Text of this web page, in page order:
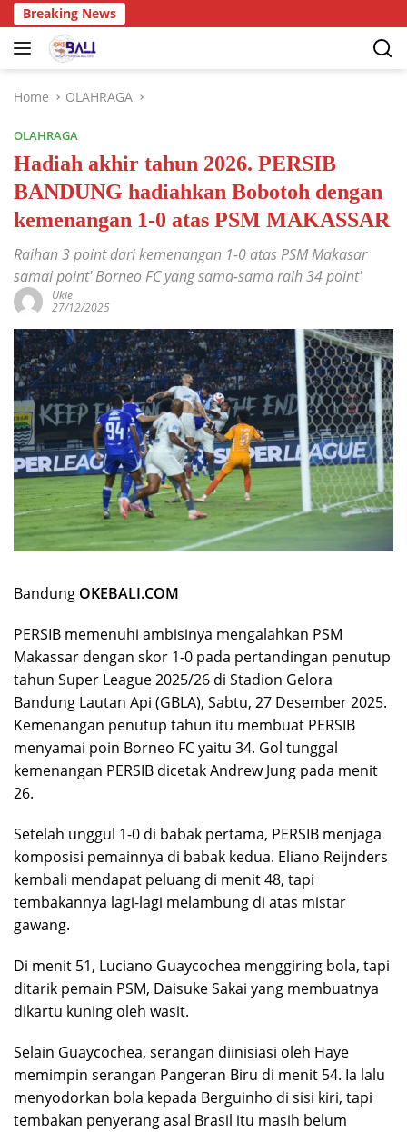
Breaking News
Home OLAHRAGA
OLAHRAGA
Hadiah akhir tahun 2026. PERSIB
BANDUNG hadiahkan Bobotoh dengan
kemenangan 1-0 atas PSM MAKASSAR
Raihan 3 point dari kemenangan 1-0 atas PSM Makasar
samai point' Borneo FC yang sama-sama raih 34 point'
Ukie
27/12/2025
Bandung OKEBALI.COM
PERSIB memenuhi ambisinya mengalahkan PSM
Makassar dengan skor 1-0 pada pertandingan penutup
tahun Super League 2025/26 di Stadion Gelora
Bandung Lautan Api (GBLA), Sabtu, 27 Desember 2025.
Kemenangan penutup tahun itu membuat PERSIB
menyamai poin Borneo FC yaitu 34. Gol tunggal
kemenangan PERSIB dicetak Andrew Jung pada menit
26.
Setelah unggul 1-0 di babak pertama, PERSIB menjaga
komposisi pemainnya di babak kedua. Eliano Reijnders
kembali mendapat peluang di menit 48, tapi
tembakannya lagi-lagi melambung di atas mistar
gawang.
Di menit 51, Luciano Guaycochea menggiring bola, tapi
ditarik pemain PSM, Daisuke Sakai yang membuatnya
dikartu kuning oleh wasit.
Selain Guaycochea, serangan diinisiasi oleh Haye
memimpin serangan Pangeran Biru di menit 54. Ia lalu
menyodorkan bola kepada Berguinho di sisi kiri, tapi
tembakan penyerang asal Brasil itu masih belum